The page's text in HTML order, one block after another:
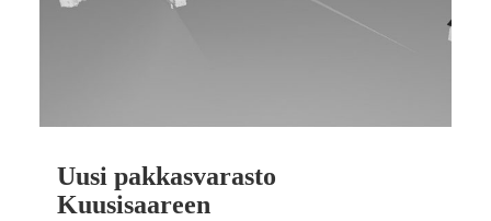
Uusi pakkasvarasto
Kuusisaareen